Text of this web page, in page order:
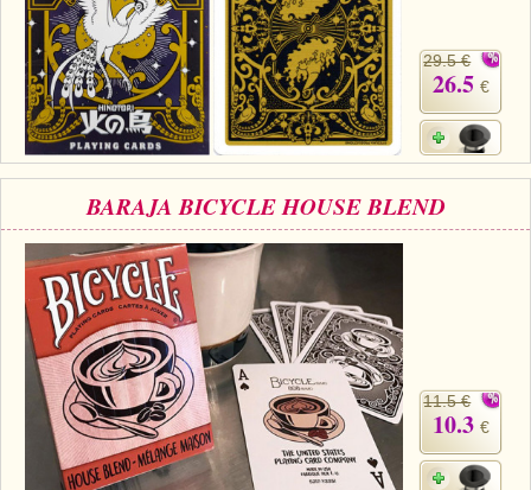
29.5 €
26.5 €
BARAJA BICYCLE HOUSE BLEND
11.5 €
10.3 €